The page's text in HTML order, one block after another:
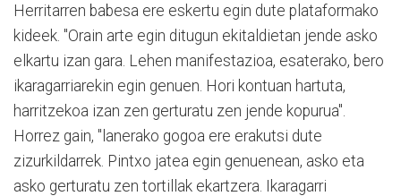
Herritarren babesa ere eskertu egin dute plataformako
kideek. "Orain arte egin ditugun ekitaldietan jende asko
elkartu izan gara. Lehen manifestazioa, esaterako, bero
ikaragarriarekin egin genuen. Hori kontuan hartuta,
harritzekoa izan zen gerturatu zen jende kopurua".
Horrez gain, "lanerako gogoa ere erakutsi dute
zizurkildarrek. Pintxo jatea egin genuenean, asko eta
asko gerturatu zen tortillak ekartzera. Ikaragarri